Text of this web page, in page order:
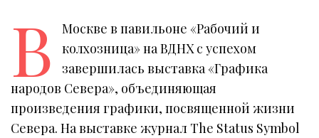
В
Москве в павильоне «Рабочий и
колхозница» на ВДНХ с успехом
завершилась выставка «Графика
народов Севера», объединяющая
произведения графики, посвященной жизни
Севера. На выставке журнал The Status Symbol